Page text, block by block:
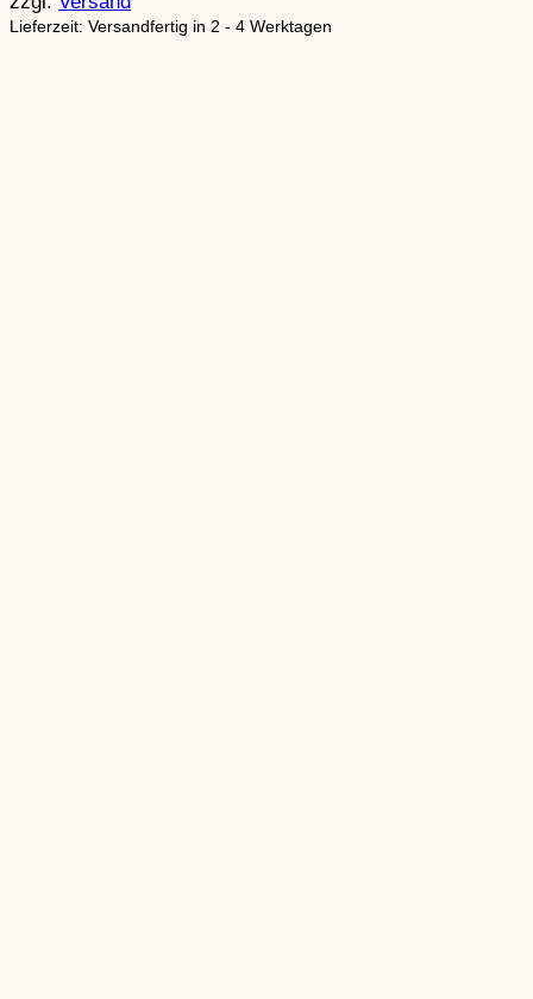
Lieferzeit: Versandfertig in 2 - 4 Werktagen